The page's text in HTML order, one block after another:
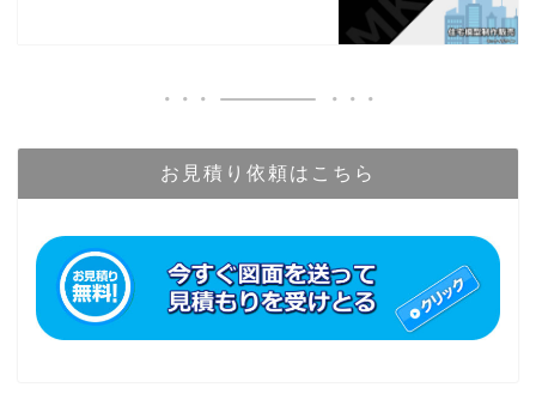
お見積り依頼はこちら